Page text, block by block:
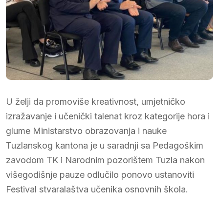
U želji da promoviše kreativnost, umjetničko
izražavanje i učenički talenat kroz kategorije hora i
glume Ministarstvo obrazovanja i nauke
Tuzlanskog kantona je u saradnji sa Pedagoškim
zavodom TK i Narodnim pozorištem Tuzla nakon
višegodišnje pauze odlučilo ponovo ustanoviti
Festival stvaralaštva učenika osnovnih škola.